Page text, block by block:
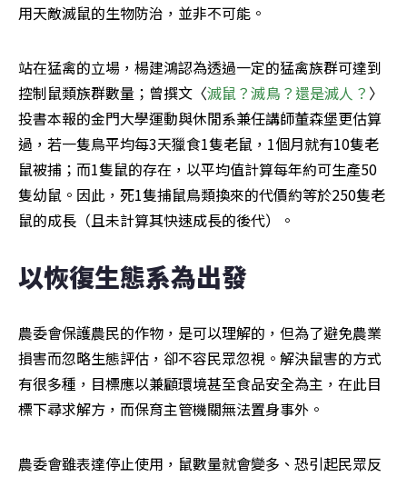
用天敵滅鼠的生物防治，並非不可能。
站在猛禽的立場，楊建鴻認為透過一定的猛禽族群可達到
控制鼠類族群數量；曾撰文〈滅鼠？滅鳥？還是滅人？ 〉
投書本報的金門大學運動與休閒系兼任講師董森堡更估算
過，若一隻鳥平均每3天獵食1隻老鼠，1個月就有10隻老
鼠被捕；而1隻鼠的存在，以平均值計算每年約可生產50
隻幼鼠。因此，死1隻捕鼠鳥類換來的代價約等於250隻老
鼠的成長（且未計算其快速成長的後代）。
以恢復生態系為出發
農委會保護農民的作物，是可以理解的，但為了避免農業
損害而忽略生態評估，卻不容民眾忽視。解決鼠害的方式
有很多種，目標應以兼顧環境甚至食品安全為主，在此目
標下尋求解方，而保育主管機關無法置身事外。
農委會雖表達停止使用，鼠數量就會變多、恐引起民眾反